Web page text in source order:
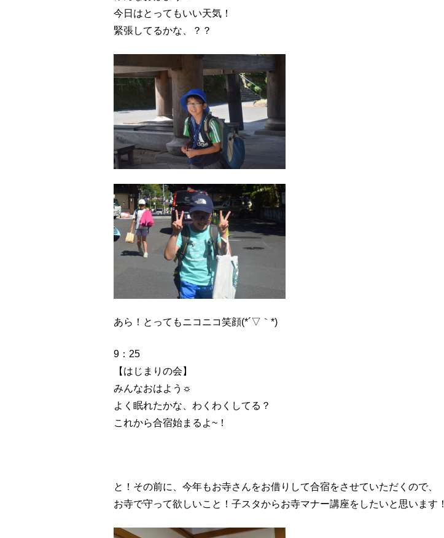
今日はとってもいい天気！
緊張してるかな、？？
あら！とってもニコニコ笑顔(*´▽｀*)
9：25
【はじまりの会】
みんなおはよう☼
よく眠れたかな、わくわくしてる？
これから合宿始まるよ~！
と！その前に、今年もお寺さんをお借りして合宿をさせていただくので、
お寺で守って欲しいこと！子スタからお寺マナー講座をしたいと思います！